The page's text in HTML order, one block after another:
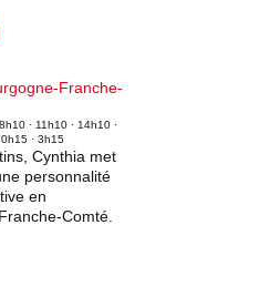
Franche-
· 11h10 · 14h10 ·
· 3h15
Cynthia met
personnalité
en
Comté.